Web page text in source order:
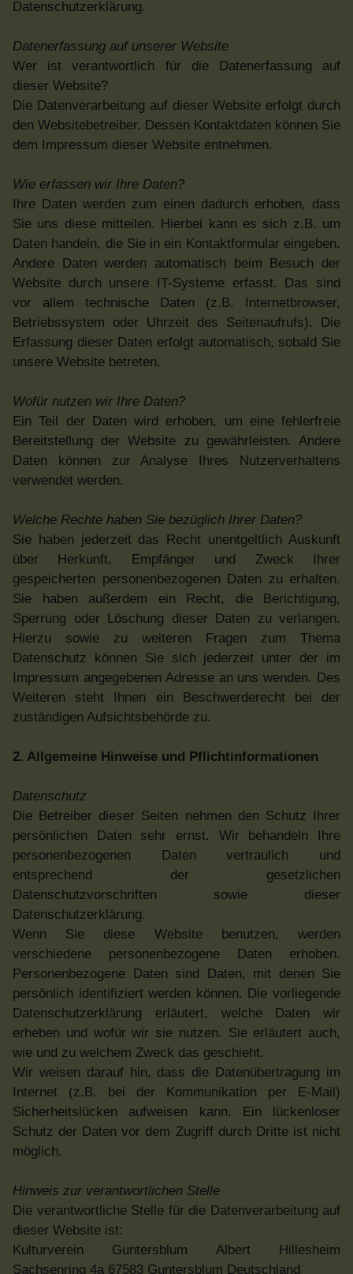
Datenschutzerklärung.
Datenerfassung auf unserer Website
Wer ist verantwortlich für die Datenerfassung auf
dieser Website?
Die Datenverarbeitung auf dieser Website erfolgt durch
den Websitebetreiber. Dessen Kontaktdaten können Sie
dem Impressum dieser Website entnehmen.
Wie erfassen wir Ihre Daten?
Ihre Daten werden zum einen dadurch erhoben, dass
Sie uns diese mitteilen. Hierbei kann es sich z.B. um
Daten handeln, die Sie in ein Kontaktformular eingeben.
Andere Daten werden automatisch beim Besuch der
Website durch unsere IT-Systeme erfasst. Das sind
vor allem technische Daten (z.B. Internetbrowser,
Betriebssystem oder Uhrzeit des Seitenaufrufs). Die
Erfassung dieser Daten erfolgt automatisch, sobald Sie
unsere Website betreten.
Wofür nutzen wir Ihre Daten?
Ein Teil der Daten wird erhoben, um eine fehlerfreie
Bereitstellung der Website zu gewährleisten. Andere
Daten können zur Analyse Ihres Nutzerverhaltens
verwendet werden.
Welche Rechte haben Sie bezüglich Ihrer Daten?
Sie haben jederzeit das Recht unentgeltlich Auskunft
über Herkunft, Empfänger und Zweck Ihrer
gespeicherten personenbezogenen Daten zu erhalten.
Sie haben außerdem ein Recht, die Berichtigung,
Sperrung oder Löschung dieser Daten zu verlangen.
Hierzu sowie zu weiteren Fragen zum Thema
Datenschutz können Sie sich jederzeit unter der im
Impressum angegebenen Adresse an uns wenden. Des
Weiteren steht Ihnen ein Beschwerderecht bei der
zuständigen Aufsichtsbehörde zu.
2. Allgemeine Hinweise und Pflichtinformationen
Datenschutz
Die Betreiber dieser Seiten nehmen den Schutz Ihrer
persönlichen Daten sehr ernst. Wir behandeln Ihre
personenbezogenen Daten vertraulich und
entsprechend der gesetzlichen
Datenschutzvorschriften sowie dieser
Datenschutzerklärung.
Wenn Sie diese Website benutzen, werden
verschiedene personenbezogene Daten erhoben.
Personenbezogene Daten sind Daten, mit denen Sie
persönlich identifiziert werden können. Die vorliegende
Datenschutzerklärung erläutert, welche Daten wir
erheben und wofür wir sie nutzen. Sie erläutert auch,
wie und zu welchem Zweck das geschieht.
Wir weisen darauf hin, dass die Datenübertragung im
Internet (z.B. bei der Kommunikation per E-Mail)
Sicherheitslücken aufweisen kann. Ein lückenloser
Schutz der Daten vor dem Zugriff durch Dritte ist nicht
möglich.
Hinweis zur verantwortlichen Stelle
Die verantwortliche Stelle für die Datenverarbeitung auf
dieser Website ist:
Kulturverein Guntersblum Albert Hillesheim
Sachsenring 4a 67583 Guntersblum Deutschland